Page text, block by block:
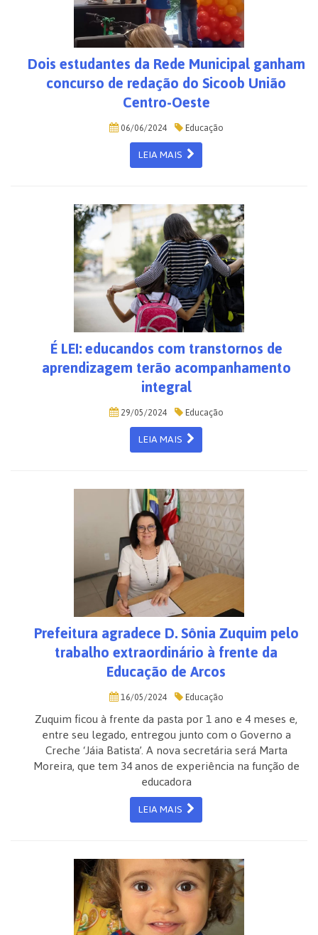
Dois estudantes da Rede Municipal ganham
concurso de redação do Sicoob União
Centro-Oeste
06/06/2024 Educação
LEIA MAIS
É LEI: educandos com transtornos de
aprendizagem terão acompanhamento
integral
29/05/2024 Educação
LEIA MAIS
Prefeitura agradece D. Sônia Zuquim pelo
trabalho extraordinário à frente da
Educação de Arcos
16/05/2024 Educação
Zuquim ficou à frente da pasta por 1 ano e 4 meses e,
entre seu legado, entregou junto com o Governo a
Creche ‘Jáia Batista’. A nova secretária será Marta
Moreira, que tem 34 anos de experiência na função de
educadora
LEIA MAIS